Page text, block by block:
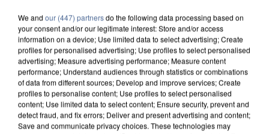
L’UN DES FONDATEURS SUPPOSÉS DE LA DZ
MAFIA INTERPELLÉ EN ALGÉRIE
We and our (447) partnersdo the following data processing based on
your consent and/or our legitimate interest: Store and/or access
information on a device; Use limited data to select advertising; Create
profiles for personalised advertising; Use profiles to select personalised
advertising; Measure advertising performance; Measure content
performance; Understand audiences through statistics or combinations
of data from different sources; Develop and improve services; Create
profiles to personalise content; Use profiles to select personalised
content; Use limited data to select content; Ensure security, prevent and
detect fraud, and fix errors; Deliver and present advertising and content;
Save and communicate privacy choices. These technologies may